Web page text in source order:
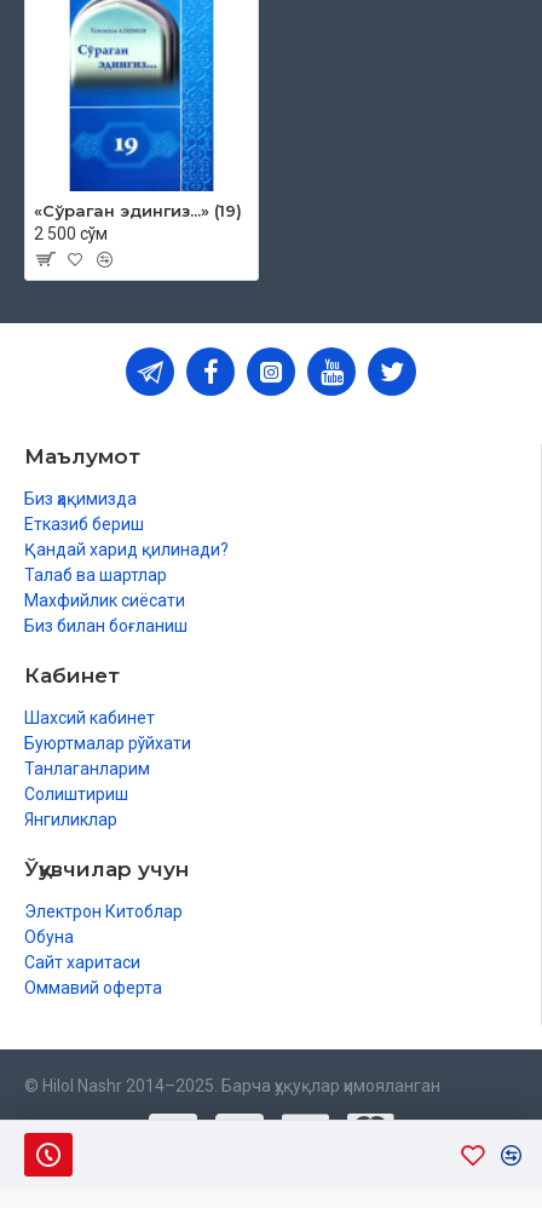
«Сўраган эдингиз...» (19)
2 500 сўм
Маълумот
Биз ҳақимизда
Етказиб бериш
Қандай харид қилинади?
Талаб ва шартлар
Махфийлик сиёсати
Биз билан боғланиш
Кабинет
Шахсий кабинет
Буюртмалар рўйхати
Танлаганларим
Солиштириш
Янгиликлар
Ўқувчилар учун
Электрон Китоблар
Обуна
Сайт харитаси
Оммавий оферта
© Hilol Nashr 2014–2025. Барча ҳуқуқлар ҳимояланган